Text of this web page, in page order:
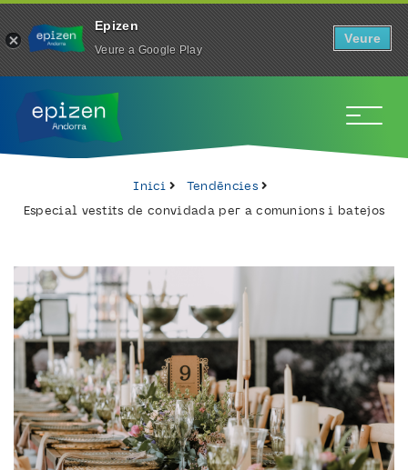
Inici
Tendències
Especial vestits de convidada per a comunions i batejos
Epizen
Veure a Google Play
Veure